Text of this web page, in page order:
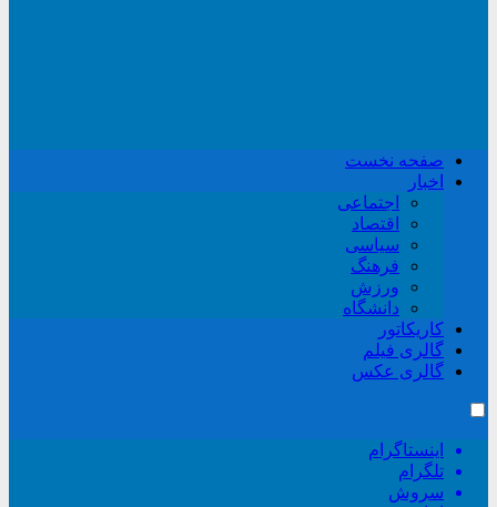
صفحه نخست
اخبار
اجتماعی
اقتصاد
سیاسی
فرهنگ
ورزش
دانشگاه
کاریکاتور
گالری فیلم
گالری عکس
اینستاگرام
تلگرام
سروش